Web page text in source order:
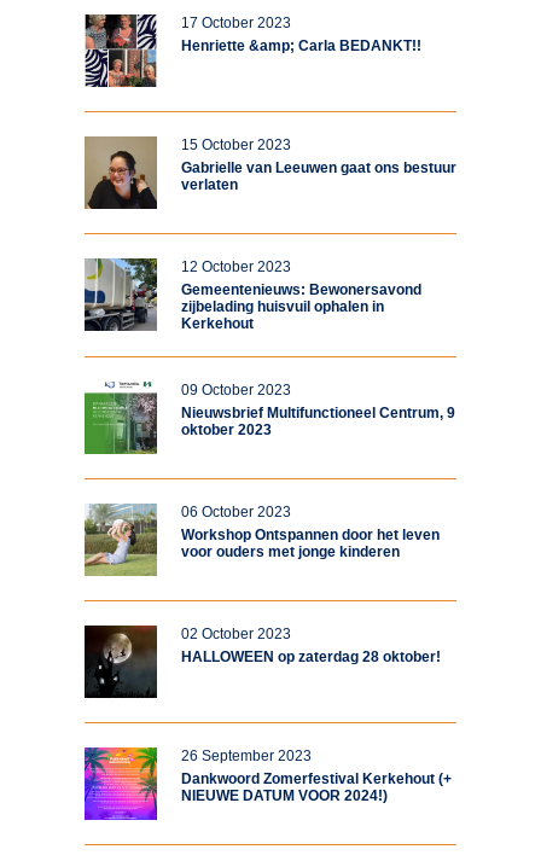
17 October 2023
Henriette &amp; Carla BEDANKT!!
15 October 2023
Gabrielle van Leeuwen gaat ons bestuur
verlaten
12 October 2023
Gemeentenieuws: Bewonersavond
zijbelading huisvuil ophalen in
Kerkehout
09 October 2023
Nieuwsbrief Multifunctioneel Centrum, 9
oktober 2023
06 October 2023
Workshop Ontspannen door het leven
voor ouders met jonge kinderen
02 October 2023
HALLOWEEN op zaterdag 28 oktober!
26 September 2023
Dankwoord Zomerfestival Kerkehout (+
NIEUWE DATUM VOOR 2024!)